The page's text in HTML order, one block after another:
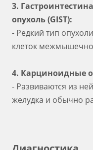
3.
опухоль (GIST):
- Редкий тип
клеток
4. Карциноидные
- Развиваются из
желудка и обычно